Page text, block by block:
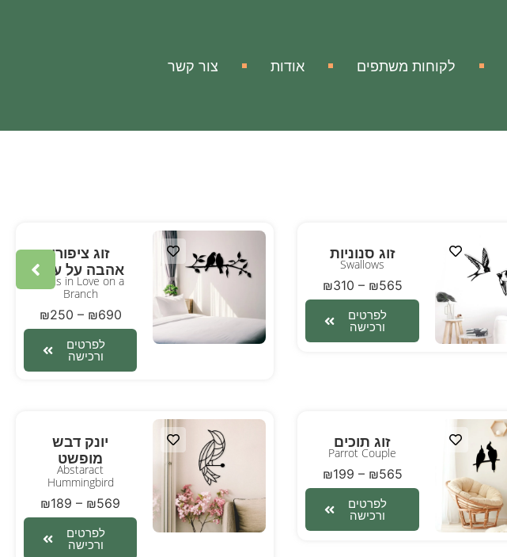
לקוחות משתפים אודות צור קשר
זוג סנוניות
Swallows
₪310 – ₪565
לפרטים
ורכישה
זוג ציפורי
אהבה על ענף
Birds in Love on a
Branch
₪250 – ₪690
לפרטים
ורכישה
זוג תוכים
Parrot Couple
₪199 – ₪565
לפרטים
ורכישה
יונק דבש
מופשט
Abstaract
Hummingbird
₪189 – ₪569
לפרטים
ורכישה